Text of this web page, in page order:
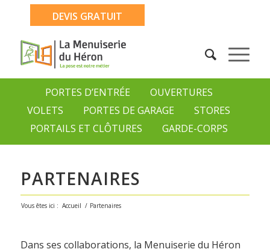
DEVIS GRATUIT
PORTES D’ENTRÉE
OUVERTURES
VOLETS
PORTES DE GARAGE
STORES
PORTAILS ET CLÔTURES
GARDE-CORPS
PARTENAIRES
Vous êtes ici : Accueil / Partenaires
Dans ses collaborations, la Menuiserie du Héron